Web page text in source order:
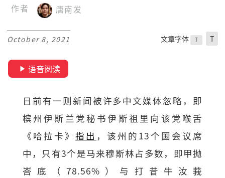
作者 唐南发
October 8, 2021 文章字体 T T
语音阅读
日前有一则新闻被许多中文媒体忽略，即
槟州伊斯兰党秘书伊斯祖里向该党喉舌
《哈拉卡》 指出 ，该州的13个国会议席
中，只有3个是马来穆斯林占多数，即甲抛
峇底（78.56%）与打昔牛汝莪